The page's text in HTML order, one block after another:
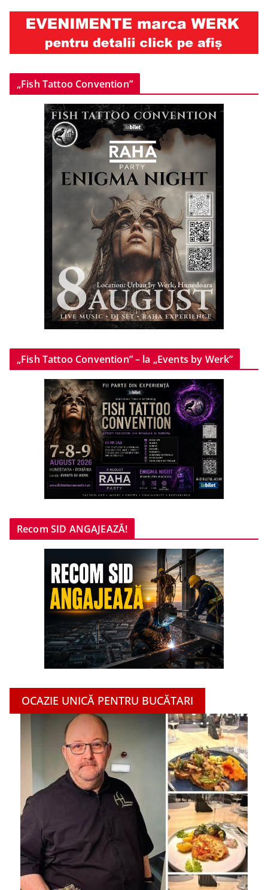
„Fish Tattoo Convention”
„Fish Tattoo Convention” – la „Events by Werk”
Recom SID ANGAJEAZĂ!
OCAZIE UNICĂ PENTRU BUCĂTARI